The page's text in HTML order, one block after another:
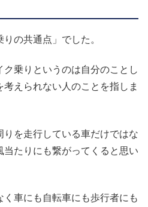
の共通点」でした。
乗りというのは自分のことし
えられない人のことを指しま
りを走行している車だけではな
当たりにも繋がってくると思い
く車にも自転車にも歩行者にも